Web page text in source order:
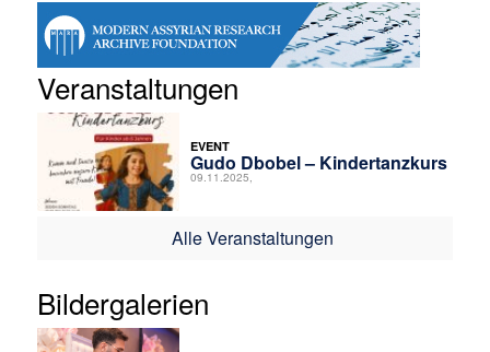
Veranstaltungen
EVENT
Gudo Dbobel – Kindertanzkurs
09.11.2025,
Alle Veranstaltungen
Bildergalerien